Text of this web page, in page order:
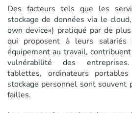
Des facteurs tels que les
stockage de données via le
own device») pratiqué par de
qui proposent à leurs salariés
équipement au travail,
vulnérabilité des
tablettes, ordinateurs
stockage personnel sont souvent
failles.